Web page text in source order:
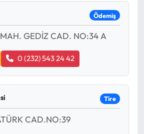
Ödemiş
GEDİZ CAD. NO:34 A
0 (232) 543 24 42
Tire
CAD.NO:39